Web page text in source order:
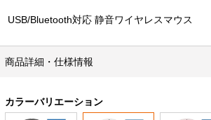
USB/Bluetooth対応 静音ワイヤレスマウス
商品詳細・仕様情報
カラーバリエーション